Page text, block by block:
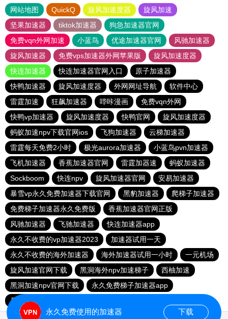
网站地图 QuickQ 旋风加速度器
旋风加速
坚果加速器
tiktok加速器
狗急加速器官网
免费vqn外网加速
小蓝鸟 优途加速器官网
风驰加速器
旋风加速器
免费vps加速器外网苹果版
旋风加速度器
快连加速器
快连加速器官网入口
原子加速器
快鸭加速器
旋风加速度器 外网网址导航
软件中心
雷霆加速
狂飙加速器 哔咔漫画
免费vqn外网
快鸭vp加速器
旋风加速度器 快鸭官网
旋风加速度器
蚂蚁加速npv下载官网ios
飞狗加速器
云梯加速器
雷霆每天免费2小时
极光aurora加速器
小蓝鸟pvn加速器
飞机加速器
香蕉加速器官网 雷霆加器速
蚂蚁加速器
Sockboom
快连npv 旋风加速器官网
安易加速器
暴雪vp永久免费加速器下载官网
黑豹加速器
爬梯子加速器
免费梯子加速器永久免费版
香蕉加速器官网正版
风驰加速器
飞驰加速器
快连加速器app
永久不收费的vp加速器2023
加速器试用一天
永久不收费的海外加速器
海外加速器试用一小时
一元机场
旋风加速官网下载
黑洞海外npv加速梯子
西柚加速
黑洞加速npv官网下载
永久免费梯子加速器app
暴雪加速器
永久免费使用的加速器 下载